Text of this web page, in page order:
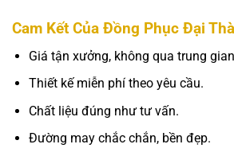
Cam Kết Của Đồng Phục Đại
Giá tận xưởng, không qua trung
Thiết kế miễn phí theo yêu cầu.
Chất liệu đúng như tư vấn.
Đường may chắc chắn, bền đẹp.